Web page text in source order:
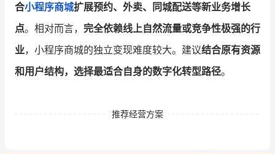
合小程序商城扩展预约、外卖、同城配送等新业务增长
点。相对而言， 完全依赖线上自然流量或竞争性极强的行
业，小程序商城的独立变现难度较大。建议结合原有资源
和用户结构，选择最适合自身的数字化转型路径。
推荐经营方案